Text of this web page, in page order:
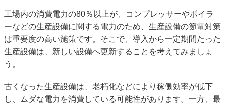
工場内の消費電力の80％以上が、コンプレッサーやボイラ
ーなどの生産設備に関する電力のため、生産設備の節電対策
は重要度の高い施策です。そこで、導入から一定期間たった
生産設備は、新しい設備へ更新することを考えてみましょ
う。
古くなった生産設備は、老朽化などにより稼働効率が低下
し、ムダな電力を消費している可能性があります。一方、最